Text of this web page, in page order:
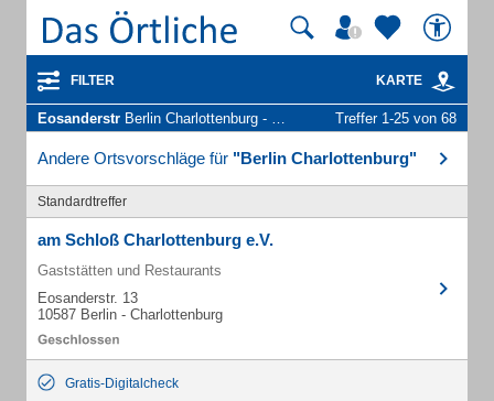
FILTER KARTE
Eosanderstr Berlin Charlottenburg - Unternehmen und Personen Treffer 1-25 von 68
Andere Ortsvorschläge für "Berlin Charlottenburg"
Standardtreffer
am Schloß Charlottenburg e.V.
Gaststätten und Restaurants
Eosanderstr. 13
10587 Berlin - Charlottenburg
Gratis-Digitalcheck